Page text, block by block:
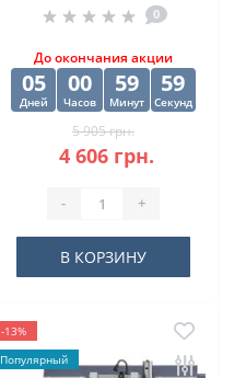
(10 шт) 12.5х98х151
0
До окончания акции
05
Дней
00
Часов
59
Минут
59
Секунд
5 905 грн.
4 606 грн.
- +
В КОРЗИНУ
-13%
Популярный